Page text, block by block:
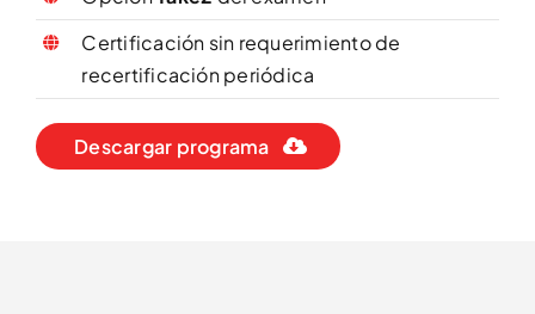
Certificación sin requerimiento de
recertificación periódica
Descargar programa